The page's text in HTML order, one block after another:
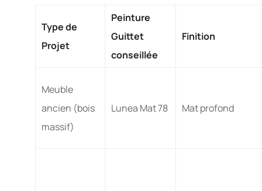
Type de
Projet
Peinture
Guittet
conseillée
Finition
Meuble
ancien (bois
massif)
Lunea Mat 78 Mat profond